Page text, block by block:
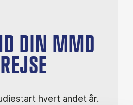
DIN MMD
REJSE
hvert andet år.